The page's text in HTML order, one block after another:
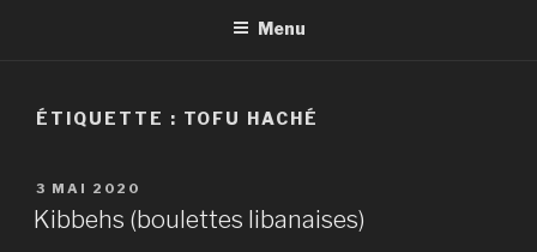
Menu
ÉTIQUETTE : TOFU HACHÉ
PUBLIÉ
LE
3 MAI 2020
Kibbehs (boulettes libanaises)